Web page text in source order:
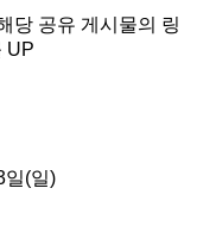
당 공유 게시물의 링
UP
일(일)